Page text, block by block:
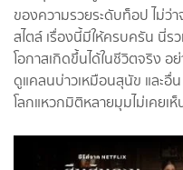
ของความรวยระดับท็อป ไม่ว่
สไตล์ เรื่องนี้มีให้ครบครัน นี่
โอกาสเกิดขึ้นได้ในชีวิตจริง อ
ดูแคลนบ่าวเหมือนสุนัข และอื่น
โลกแหวกมิติหลายมุมไม่เคยเ